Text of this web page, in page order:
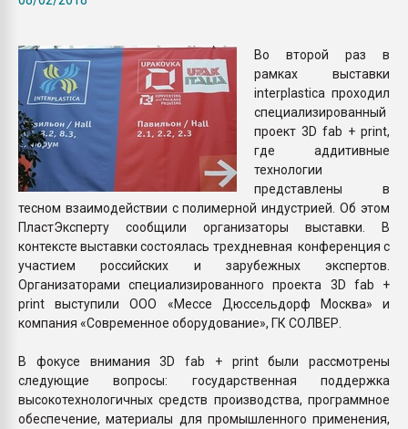
ПЕРЕЙТИ НА
Во второй раз в
рамках выставки
interplastica проходил
специализированный
проект 3D fab + print,
где аддитивные
технологии
представлены в
тесном взаимодействии с полимерной индустрией. Об этом
ПластЭксперту сообщили организаторы выставки. В
контексте выставки состоялась трехдневная конференция с
участием российских и зарубежных экспертов.
Организаторами специализированного проекта 3D fab +
print выступили ООО «Мессе Дюссельдорф Москва» и
компания «Современное оборудование», ГК СОЛВЕР.
В фокусе внимания 3D fab + print были рассмотрены
следующие вопросы: государственная поддержка
высокотехнологичных средств производства, программное
обеспечение, материалы для промышленного применения,